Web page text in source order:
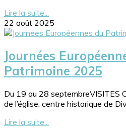
Lire la suite...
22 août 2025
Journées
Patrimoine 2025
Du 19 au 28 septembreVISITES
de l’église, centre historique de
Lire la suite...